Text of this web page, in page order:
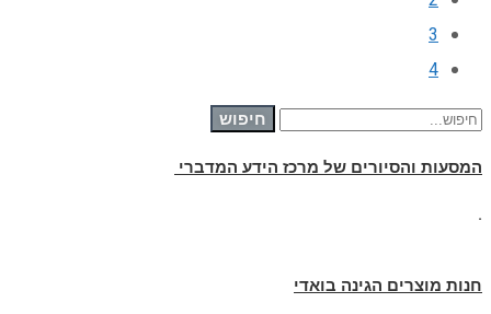
3
4
חיפוש עבור: חיפוש
המסעות והסיורים של מרכז הידע המדברי
.
חנות מוצרים הגינה בואדי